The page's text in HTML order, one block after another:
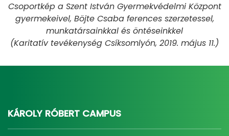
Csoportkép a Szent István Gyermekvédelmi Központ
gyermekeivel, Böjte Csaba ferences szerzetessel,
munkatársainkkal és öntéseinkkel
(Karitatív tevékenység Csíksomlyón, 2019. május 11.)
KÁROLY RÓBERT CAMPUS